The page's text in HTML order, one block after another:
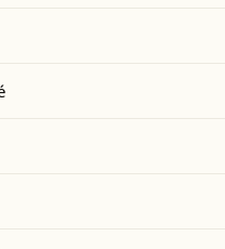
un hôpital
carrière